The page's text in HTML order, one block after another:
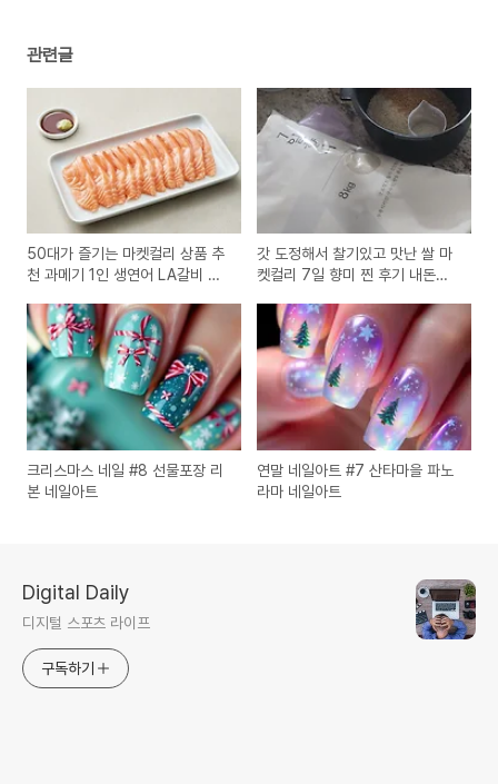
관련글
50대가 즐기는 마켓컬리 상품 추
천 과메기 1인 생연어 LA갈비 소
갓 도정해서 찰기있고 맛난 쌀 마
켓컬리 7일 향미 찐 후기 내돈내
크리스마스 네일 #8 선물포장 리
본 네일아트
연말 네일아트 #7 산타마을 파노
라마 네일아트
Digital Daily
디지털 스포츠 라이프
구독하기